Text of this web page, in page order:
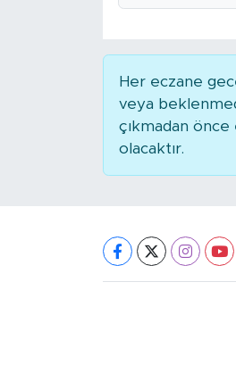
Her eczane
veya
çıkmadan
olacaktır.